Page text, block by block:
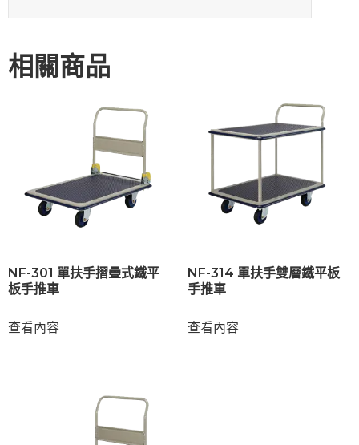
相關商品
NF-301 單扶手摺疊式鐵平
板手推車
查看內容
NF-314 單扶手雙層鐵平板
手推車
查看內容